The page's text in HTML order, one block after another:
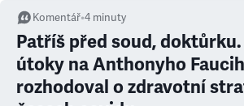
Komentář•4 minuty
Patříš před soud,
útoky na Anthonyho
rozhodoval o zdravotní